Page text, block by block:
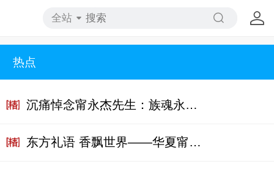
全站
热点
沉痛悼念甯永杰先生：族魂永驻，德业长存​ ——谨以赤子之心，缅怀先生之志、之业、之情、之魂
东方礼语 香飘世界——华夏甯酒斩获巴拿马国际金奖，三千年酒礼文化惊艳世界